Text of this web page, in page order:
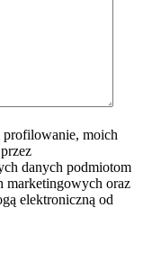
profilowanie, moich
danych podmiotom
marketingowych oraz
elektroniczną od